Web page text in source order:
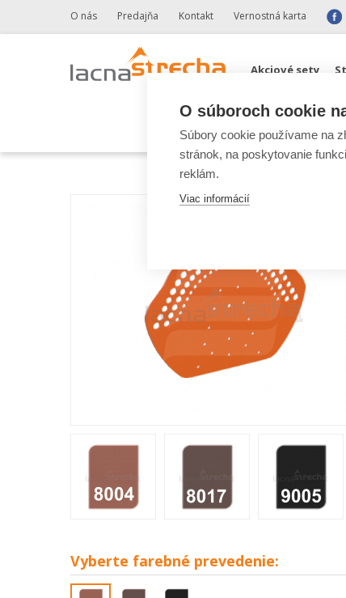
O nás Predajňa Kontakt Vernostná karta
Akciové sety
Odkvapové
Vyberte farebné prevedenie:
O súboroch cookie
Súbory cookie používame na
stránok, na poskytovanie
reklám.
Viac informácií